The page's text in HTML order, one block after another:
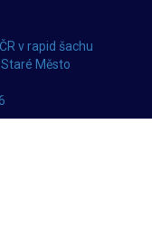
v rapid šachu
Město